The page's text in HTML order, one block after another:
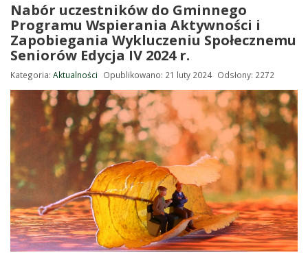
Nabór uczestników do Gminnego
Programu Wspierania Aktywności i
Zapobiegania Wykluczeniu Społecznemu
Seniorów Edycja IV 2024 r.
Kategoria: Aktualności Opublikowano: 21 luty 2024 Odsłony: 2272